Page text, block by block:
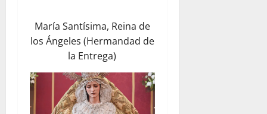
María Santísima, Reina de
los Ángeles (Hermandad de
la Entrega)